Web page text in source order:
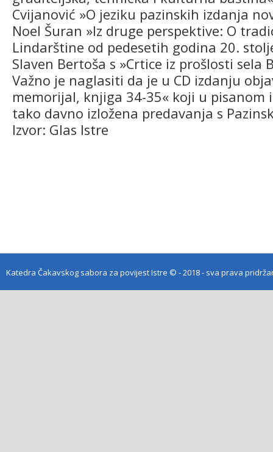
Cvijanović »O jeziku pazinskih izdanja
Noel Šuran »Iz druge perspektive: O
Lindarštine od pedesetih godina 20.
Slaven Bertoša s »Crtice iz prošlosti sela
Važno je naglasiti da je u CD izdanju
memorijal, knjiga 34-35« koji u pisanom
tako davno izložena predavanja s
Izvor: Glas Istre
Katedra Čakavskog sabora za povijest Istre © - 2018 - sva prava